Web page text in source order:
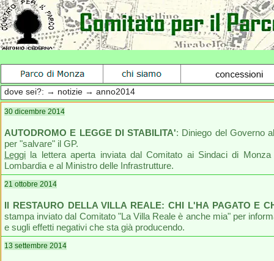
dove sei?: → notizie → anno2014
30 dicembre 2014
AUTODROMO E LEGGE DI STABILITA': Diniego del Governo
per "salvare" il GP.
Leggi la lettera aperta inviata dal Comitato ai Sindaci di
Lombardia e al Ministro delle Infrastrutture.
21 ottobre 2014
Il RESTAURO DELLA VILLA REALE: CHI L'HA PAGATO E
stampa inviato dal Comitato "La Villa Reale è anche mia" per
e sugli effetti negativi che sta già producendo.
13 settembre 2014